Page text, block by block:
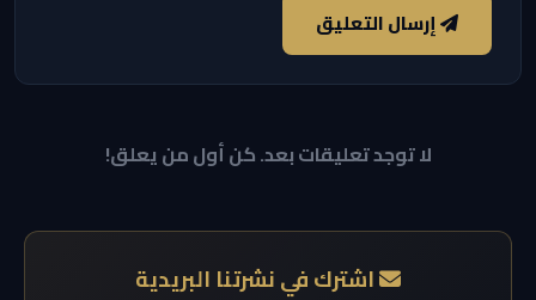
إرسال التعليق
لا توجد تعليقات بعد. كن أول من يعلق!
اشترك في نشرتنا البريدية